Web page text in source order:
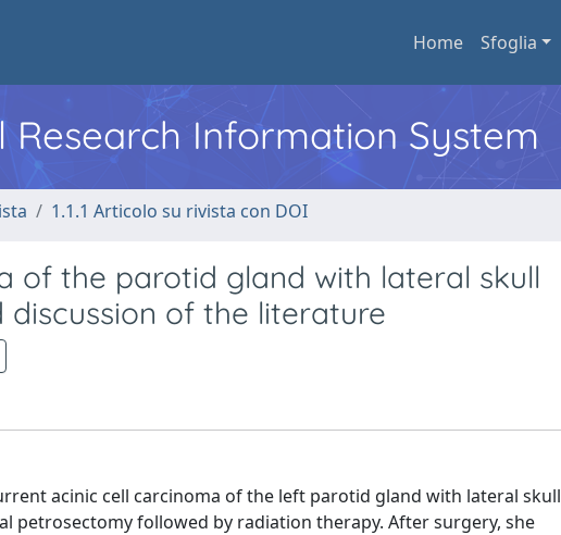
Home Sfoglia
Research Information System
1.1.1 Articolo su rivista con DOI
of the parotid gland with lateral skull
discussion of the literature
acinic cell carcinoma of the left parotid gland with lateral skull
petrosectomy followed by radiation therapy. After surgery, she